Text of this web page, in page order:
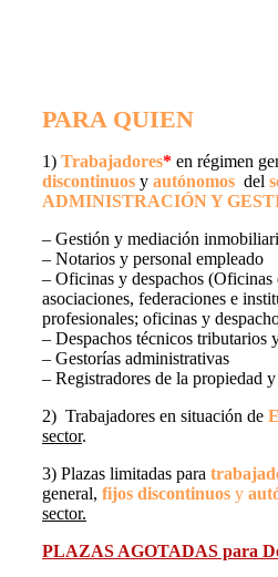
PARA QUIEN
1) Trabajadores* en régimen
discontinuos y autónomos del
ADMINISTRACIÓN Y
– Gestión y mediación
– Notarios y personal empleado
– Oficinas y despachos (Oficinas
asociaciones, federaciones e
profesionales; oficinas y
– Despachos técnicos tributarios
– Gestorías administrativas
– Registradores de la propiedad
2) Trabajadores en situación de
sector.
3) Plazas limitadas para
general, fijos discontinuos y
sector.
PLAZAS AGOTADAS para